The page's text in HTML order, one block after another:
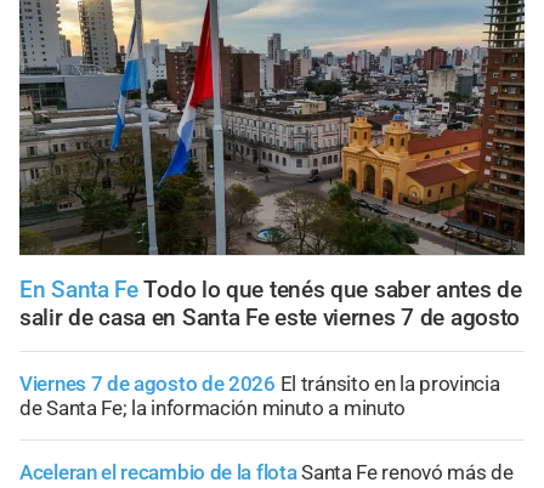
En Santa FeTodo lo que tenés que saber antes de
salir de casa en Santa Fe este viernes 7 de agosto
Viernes 7 de agosto de 2026 El tránsito en la provincia
de Santa Fe; la información minuto a minuto
Aceleran el recambio de la flotaSanta Fe renovó más de